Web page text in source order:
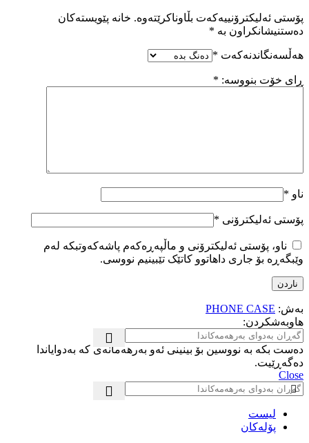
پۆستی ئەلیکترۆنییەکەت بڵاوناکرێتەوە. خانە پێویستەکان
دەستنیشانکراون بە *
هەڵسەنگاندنەکەت *
ڕای خۆت بنووسە: *
ناو *
پۆستی ئەلیکترۆنی *
ناو، پۆستی ئەلیکترۆنی و ماڵپەڕەکەم پاشەکەوتبکە لەم
وێبگەڕە بۆ جاری داهاتوو کاتێک تێبینیم نووسی.
بەش: PHONE CASE
هاوبەشکردن:
دەست بکە بە نووسین بۆ بینینی ئەو بەرهەمانەی کە بەدوایاندا
دەگەڕێیت.
Close
لیست
پۆلەکان